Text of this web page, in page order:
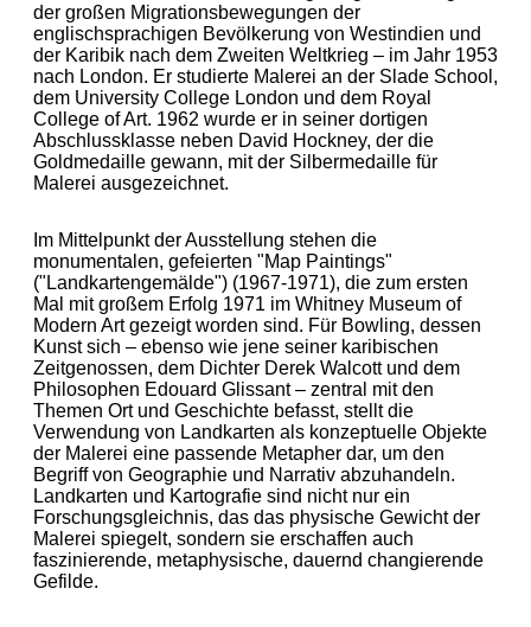
der großen Migrationsbewegungen der
englischsprachigen Bevölkerung von Westindien und
der Karibik nach dem Zweiten Weltkrieg – im Jahr 1953
nach London. Er studierte Malerei an der Slade School,
dem University College London und dem Royal
College of Art. 1962 wurde er in seiner dortigen
Abschlussklasse neben David Hockney, der die
Goldmedaille gewann, mit der Silbermedaille für
Malerei ausgezeichnet.
Im Mittelpunkt der Ausstellung stehen die
monumentalen, gefeierten "Map Paintings"
("Landkartengemälde") (1967-1971), die zum ersten
Mal mit großem Erfolg 1971 im Whitney Museum of
Modern Art gezeigt worden sind. Für Bowling, dessen
Kunst sich – ebenso wie jene seiner karibischen
Zeitgenossen, dem Dichter Derek Walcott und dem
Philosophen Edouard Glissant – zentral mit den
Themen Ort und Geschichte befasst, stellt die
Verwendung von Landkarten als konzeptuelle Objekte
der Malerei eine passende Metapher dar, um den
Begriff von Geographie und Narrativ abzuhandeln.
Landkarten und Kartografie sind nicht nur ein
Forschungsgleichnis, das das physische Gewicht der
Malerei spiegelt, sondern sie erschaffen auch
faszinierende, metaphysische, dauernd changierende
Gefilde.